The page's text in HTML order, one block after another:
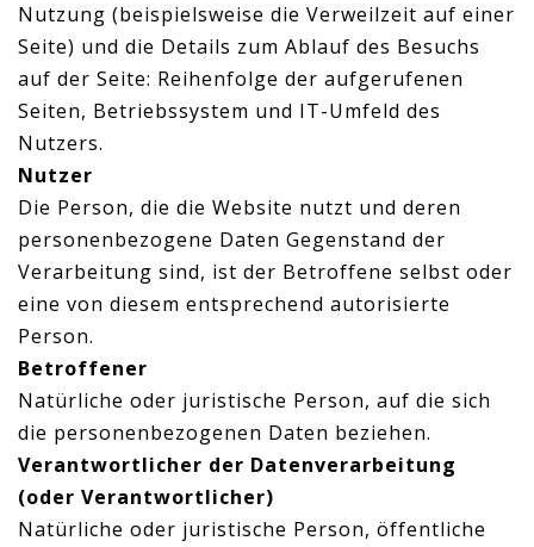
Nutzung (beispielsweise die Verweilzeit auf einer
Seite) und die Details zum Ablauf des Besuchs
auf der Seite: Reihenfolge der aufgerufenen
Seiten, Betriebssystem und IT-Umfeld des
Nutzers.
Nutzer
Die Person, die die Website nutzt und deren
personenbezogene Daten Gegenstand der
Verarbeitung sind, ist der Betroffene selbst oder
eine von diesem entsprechend autorisierte
Person.
Betroffener
Natürliche oder juristische Person, auf die sich
die personenbezogenen Daten beziehen.
Verantwortlicher der Datenverarbeitung
(oder Verantwortlicher)
Natürliche oder juristische Person, öffentliche